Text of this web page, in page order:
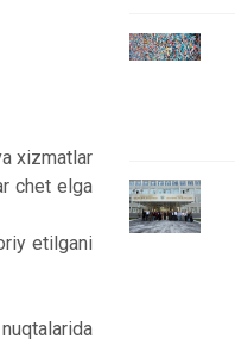
xizmatlar
chet elga
etilgani